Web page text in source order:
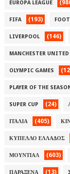
EUROPA LEAGUE
FIFA (193)
LIVERPOOL (146)
MANCHESTER UNITED
OLYMPIC GAMES
PLAYER OF THE
SUPER CUP (24)
ΙΤΑΛΙΑ (405)
ΚΥΠΕΛΛΟ ΕΛΛΑΔΟΣ
ΜΟΥΝΤΙΑΛ (603)
ΠΑΡΑΞΕΝΑ (13)